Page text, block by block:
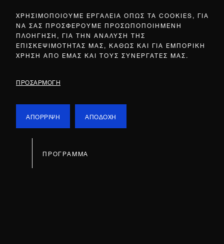
ΧΡΗΣΙΜΟΠΟΙΟΥΜΕ ΕΡΓΑΛΕΙΑ ΟΠΩΣ ΤΑ COOKIES, ΓΙΑ
ΝΑ ΣΑΣ ΠΡΟΣΦΕΡΟΥΜΕ ΠΡΟΣΩΠΟΠΟΙΗΜΕΝΗ
ΠΛΟΗΓΗΣΗ, ΓΙΑ ΤΗΝ ΑΝΑΛΥΣΗ ΤΗΣ
ΕΠΙΣΚΕΨΙΜΟΤΗΤΑΣ ΜΑΣ, ΚΑΘΩΣ ΚΑΙ ΓΙΑ ΕΜΠΟΡΙΚΗ
ΧΡΗΣΗ ΑΠΟ ΕΜΑΣ ΚΑΙ ΤΟΥΣ ΣΥΝΕΡΓΑΤΕΣ ΜΑΣ.
ΠΡΟΣΑΡΜΟΓΗ
ΑΠΟΡΡΙΨΗ ΑΠΟΔΟΧΗ
ΠΡΟΓΡΑΜΜΑ